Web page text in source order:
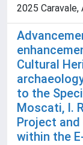
2025 Caravale,
Cultural
to the
Moscati, I.
Project
within the